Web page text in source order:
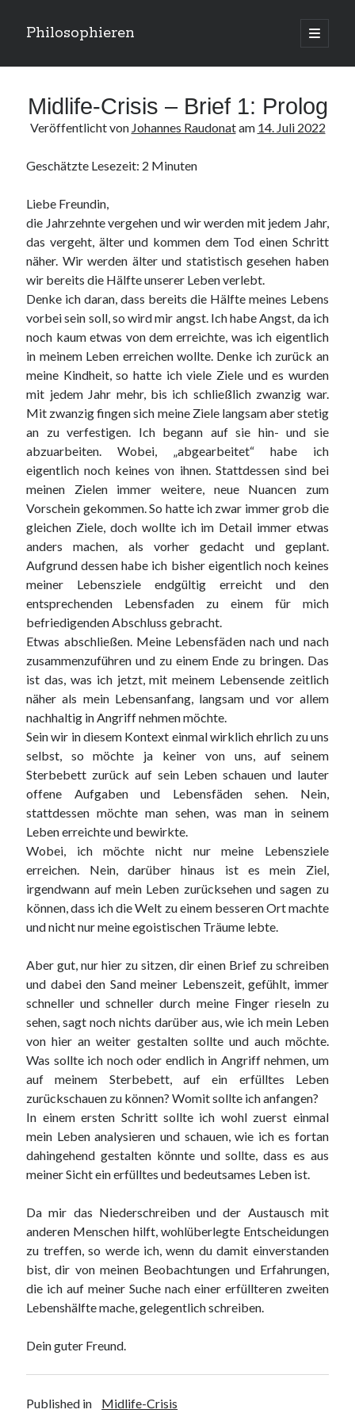
Philosophieren
open
primary
Kategorien
Meta
Anmelden
Eintrags-Feed
Kommentar-Feed
WordPress.org
Midlife-Crisis – Brief 1: Prolog
Veröffentlicht von Johannes Raudonatam 14. Juli 2022
Geschätzte Lesezeit: 2 Minuten
Liebe Freundin,
die Jahrzehnte vergehen und wir werden mit jedem Jahr,
das vergeht, älter und kommen dem Tod einen Schritt
näher. Wir werden älter und statistisch gesehen haben
wir bereits die Hälfte unserer Leben verlebt.
Denke ich daran, dass bereits die Hälfte meines Lebens
vorbei sein soll, so wird mir angst. Ich habe Angst, da ich
noch kaum etwas von dem erreichte, was ich eigentlich
in meinem Leben erreichen wollte. Denke ich zurück an
meine Kindheit, so hatte ich viele Ziele und es wurden
mit jedem Jahr mehr, bis ich schließlich zwanzig war.
Mit zwanzig fingen sich meine Ziele langsam aber stetig
an zu verfestigen. Ich begann auf sie hin- und sie
abzuarbeiten. Wobei, „abgearbeitet“ habe ich
eigentlich noch keines von ihnen. Stattdessen sind bei
meinen Zielen immer weitere, neue Nuancen zum
Vorschein gekommen. So hatte ich zwar immer grob die
gleichen Ziele, doch wollte ich im Detail immer etwas
anders machen, als vorher gedacht und geplant.
Aufgrund dessen habe ich bisher eigentlich noch keines
meiner Lebensziele endgültig erreicht und den
entsprechenden Lebensfaden zu einem für mich
befriedigenden Abschluss gebracht.
Etwas abschließen. Meine Lebensfäden nach und nach
zusammenzuführen und zu einem Ende zu bringen. Das
ist das, was ich jetzt, mit meinem Lebensende zeitlich
näher als mein Lebensanfang, langsam und vor allem
nachhaltig in Angriff nehmen möchte.
Sein wir in diesem Kontext einmal wirklich ehrlich zu uns
selbst, so möchte ja keiner von uns, auf seinem
Sterbebett zurück auf sein Leben schauen und lauter
offene Aufgaben und Lebensfäden sehen. Nein,
stattdessen möchte man sehen, was man in seinem
Leben erreichte und bewirkte.
Wobei, ich möchte nicht nur meine Lebensziele
erreichen. Nein, darüber hinaus ist es mein Ziel,
irgendwann auf mein Leben zurücksehen und sagen zu
können, dass ich die Welt zu einem besseren Ort machte
und nicht nur meine egoistischen Träume lebte.
Aber gut, nur hier zu sitzen, dir einen Brief zu schreiben
und dabei den Sand meiner Lebenszeit, gefühlt, immer
schneller und schneller durch meine Finger rieseln zu
sehen, sagt noch nichts darüber aus, wie ich mein Leben
von hier an weiter gestalten sollte und auch möchte.
Was sollte ich noch oder endlich in Angriff nehmen, um
auf meinem Sterbebett, auf ein erfülltes Leben
zurückschauen zu können? Womit sollte ich anfangen?
In einem ersten Schritt sollte ich wohl zuerst einmal
mein Leben analysieren und schauen, wie ich es fortan
dahingehend gestalten könnte und sollte, dass es aus
meiner Sicht ein erfülltes und bedeutsames Leben ist.
Da mir das Niederschreiben und der Austausch mit
anderen Menschen hilft, wohlüberlegte Entscheidungen
zu treffen, so werde ich, wenn du damit einverstanden
bist, dir von meinen Beobachtungen und Erfahrungen,
die ich auf meiner Suche nach einer erfüllteren zweiten
Lebenshälfte mache, gelegentlich schreiben.
Dein guter Freund.
Published in Midlife-Crisis